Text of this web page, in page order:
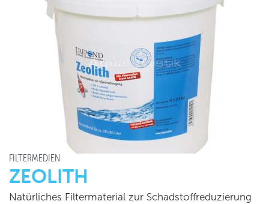
FILTERMEDIEN
ZEOLITH
Natürliches Filtermaterial zur Schadstoffreduzierung